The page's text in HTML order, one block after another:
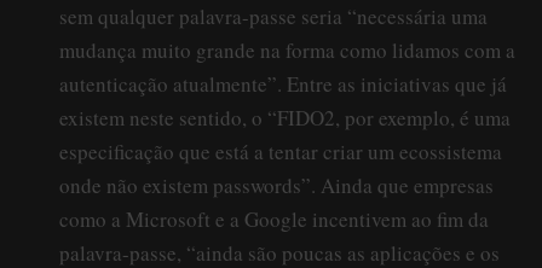
sem qualquer palavra-passe seria “necessária uma
mudança muito grande na forma como lidamos com a
autenticação atualmente”. Entre as iniciativas que já
existem neste sentido, o “FIDO2, por exemplo, é uma
especificação que está a tentar criar um ecossistema
onde não existem passwords”. Ainda que empresas
como a Microsoft e a Google incentivem ao fim da
palavra-passe, “ainda são poucas as aplicações e os